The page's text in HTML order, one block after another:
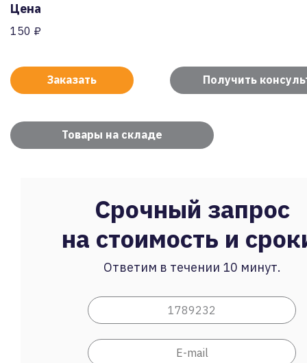
Цена
150 ₽
Заказать Получить
Товары на складе
Срочный запрос
на стоимость и
Ответим в течении 10 минут.